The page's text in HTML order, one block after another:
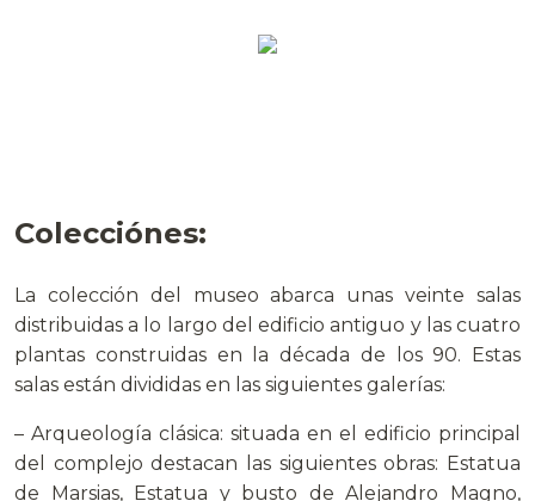
Colecciónes:
La colección del museo abarca unas veinte salas
distribuidas a lo largo del edificio antiguo y las cuatro
plantas construidas en la década de los 90. Estas
salas están divididas en las siguientes galerías:
– Arqueología clásica: situada en el edificio principal
del complejo destacan las siguientes obras: Estatua
de Marsias, Estatua y busto de Alejandro Magno,